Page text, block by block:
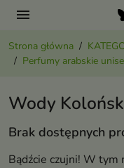
menu
Strona główna
Perfumy arabskie
Wody
Brak dostępnych
Bądźcie czujni! W